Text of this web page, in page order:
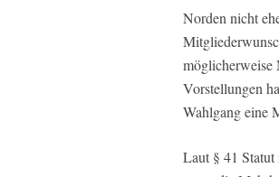
Norden nicht
möglicherweise
Vorstellungen
Wahlgang eine
Laut § 41 Statut